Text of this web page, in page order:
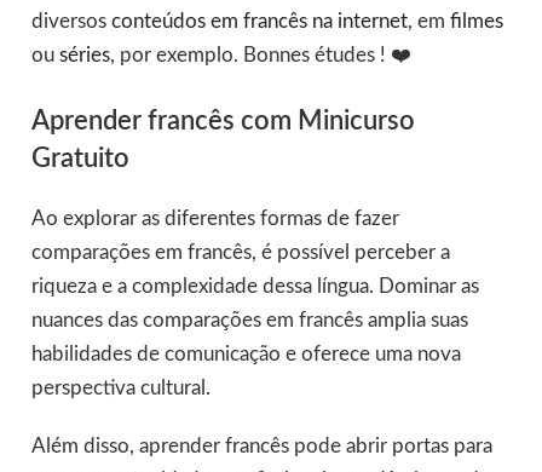
diversos conteúdos em francês na internet, em filmes
ou séries, por exemplo. Bonnes études ! ❤️
Aprender francês com Minicurso
Gratuito
Ao explorar as diferentes formas de fazer
comparações em francês, é possível perceber a
riqueza e a complexidade dessa língua. Dominar as
nuances das comparações em francês amplia suas
habilidades de comunicação e oferece uma nova
perspectiva cultural.
Além disso, aprender francês pode abrir portas para